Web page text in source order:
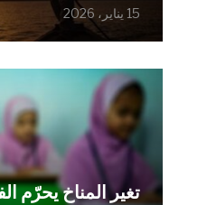
15 يناير، 2026
تغير المناخ يحرّم